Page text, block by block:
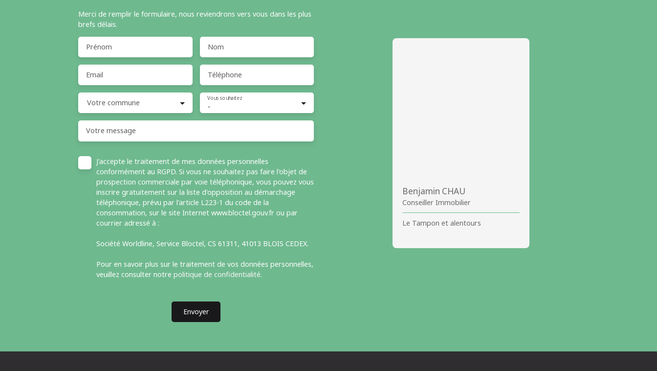
Merci de remplir le formulaire, nous reviendrons vers vous dans les plus
brefs délais.
Prénom Nom
Email Téléphone
Votre commune -
Vous souhaitez
Votre message
J'accepte le traitement de mes données personnelles
conformément au RGPD. Si vous ne souhaitez pas faire l'objet de
prospection commerciale par voie téléphonique, vous pouvez vous
inscrire gratuitement sur la liste d'opposition au démarchage
téléphonique, prévu par l'article L223-1 du code de la
consommation, sur le site Internet www.bloctel.gouv.fr ou par
courrier adressé à :
Société Worldline, Service Bloctel, CS 61311, 41013 BLOIS CEDEX.
Pour en savoir plus sur le traitement de vos données personnelles,
veuillez consulter notre politique de confidentialité.
Envoyer
Benjamin CHAU
Conseiller Immobilier
Le Tampon et alentours